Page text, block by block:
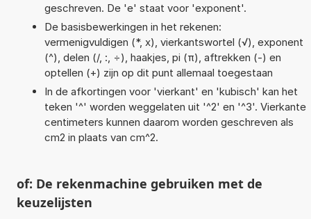
geschreven. De 'e' staat voor 'exponent'.
De basisbewerkingen in het rekenen:
vermenigvuldigen (*, x), vierkantswortel (√), exponent
(^), delen (/, :, ÷), haakjes, pi (π), aftrekken (-) en
optellen (+) zijn op dit punt allemaal toegestaan
In de afkortingen voor 'vierkant' en 'kubisch' kan het
teken '^' worden weggelaten uit '^2' en '^3'. Vierkante
centimeters kunnen daarom worden geschreven als
cm2 in plaats van cm^2.
of: De rekenmachine gebruiken met de
keuzelijsten